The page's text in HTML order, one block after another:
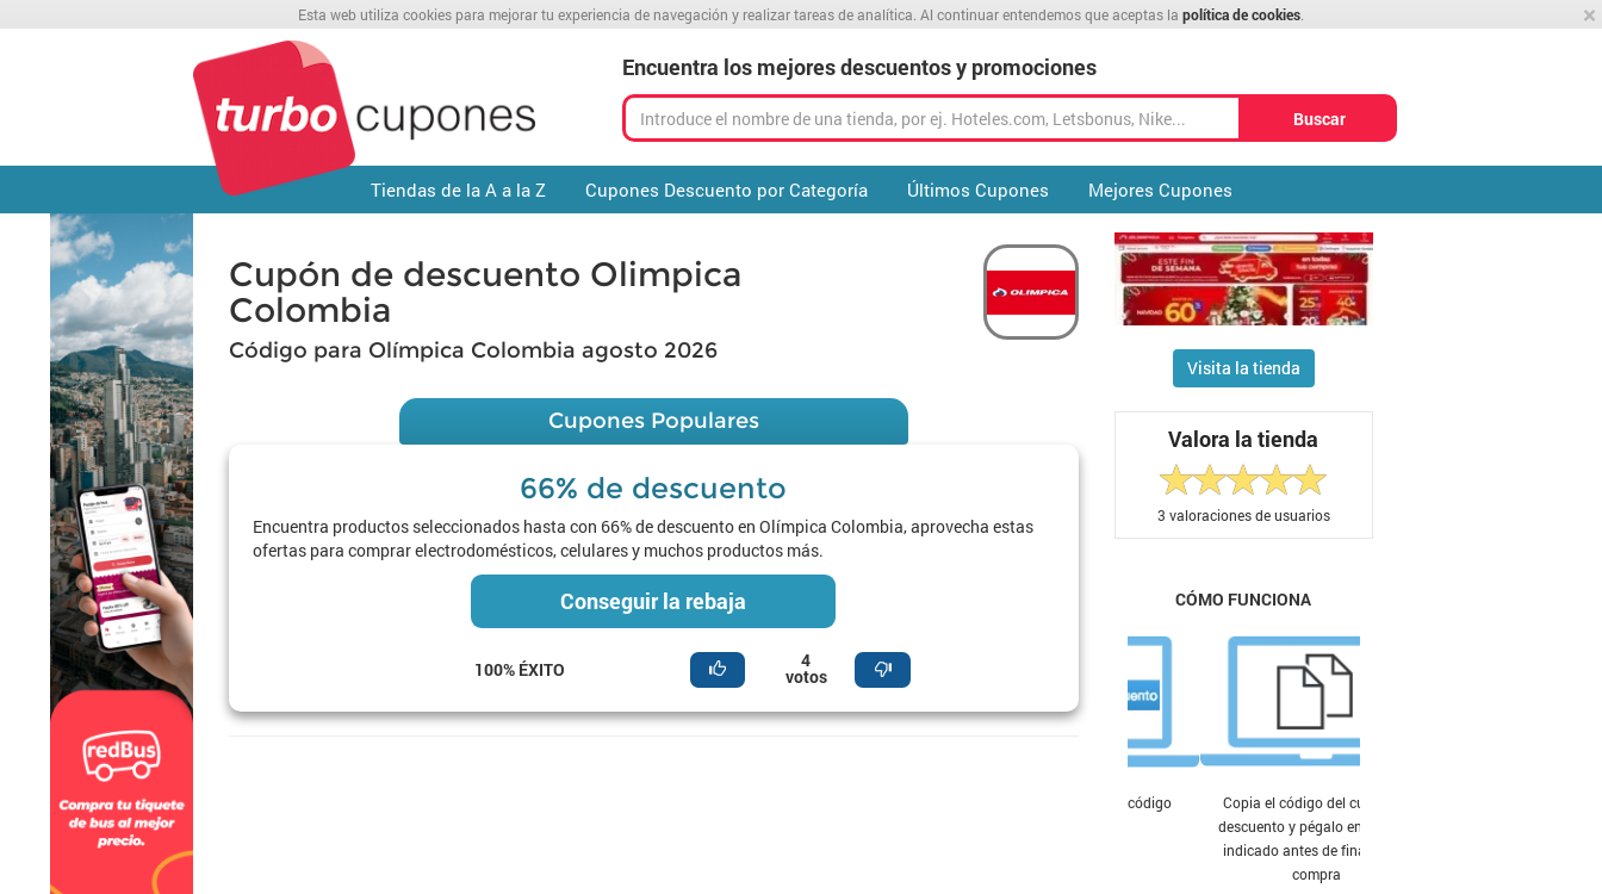
×
Esta web utiliza cookies para mejorar tu experiencia de navegación y realizar tareas de analítica. Al continuar entendemos que aceptas la política de cookies
Encuentra los mejores descuentos y promociones
Buscar
Tiendas de la A a la Z Cupones Descuento por Categoría Últimos Cupones Mejores Cupones
Cupón de descuento Olimpica
Colombia
Código para Olímpica Colombia agosto 2026
Cupones Populares
66% de descuento
Encuentra productos seleccionados hasta con 66% de descuento en Olímpica Colombia, aprovecha estas
ofertas para comprar electrodomésticos, celulares y muchos productos más.
Conseguir la rebaja
100% ÉXITO 4
votos
Visita la tienda
Valora la tienda
3 valoraciones de usuarios
CÓMO FUNCIONA
Copia el código del cupón de
descuento y pégalo en el lugar
indicado antes de finalizar tu